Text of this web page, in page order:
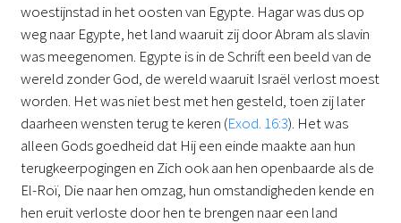
woestijnstad in het oosten van Egypte. Hagar was dus op
weg naar Egypte, het land waaruit zij door Abram als slavin
was meegenomen. Egypte is in de Schrift een beeld van de
wereld zonder God, de wereld waaruit Israël verlost moest
worden. Het was niet best met hen gesteld, toen zij later
daarheen wensten terug te keren (Exod. 16:3). Het was
alleen Gods goedheid dat Hij een einde maakte aan hun
terugkeerpogingen en Zich ook aan hen openbaarde als de
El-Roï, Die naar hen omzag, hun omstandigheden kende en
hen eruit verloste door hen te brengen naar een land